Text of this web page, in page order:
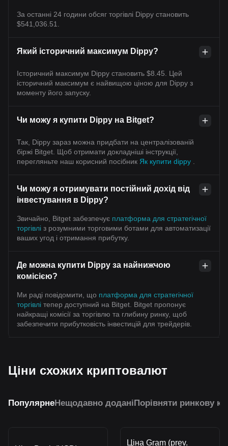
За останні 24 години обсяг торгівлі Dippy становить
$541,036.51.
Який історичний максимум Dippy?
Історичний максимум Dippy становить $8.45. Цей
історичний максимум є найвищою ціною для Dippy з
моменту його запуску.
Чи можу я купити Dippy на Bitget?
Так, Dippy зараз можна придбати на централізованій
біржі Bitget. Щоб отримати докладніші інструкції,
перегляньте наш корисний посібник Як купити dippy
Чи можу я отримувати постійний дохід від
інвестування в Dippy?
Звичайно, Bitget забезпечує платформа для стратегічної
торгівлі з розумними торговими ботами для автоматизації
ваших угод і отримання прибутку.
Де можна купити Dippy за найнижчою
комісією?
Ми раді повідомити, що платформа для стратегічної
торгівлі тепер доступний на Bitget. Bitget пропонує
найкращі комісії за торгівлю та глибину ринку, щоб
забезпечити прибутковість інвестицій для трейдерів.
Ціни схожих криптовалют
ПопулярнеНещодавно доданіПорівняти ринкову
Ціна Gram (prev.